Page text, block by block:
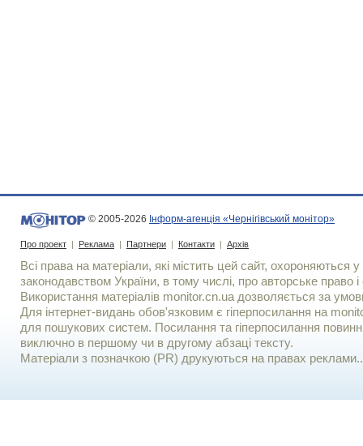
© 2005-2026 Інформ-агенція «Чернігівський монітор»
Про проект | Реклама | Партнери | Контакти | Архів
Всі права на матеріали, які містить цей сайт, охороняються у
законодавством України, в тому числі, про авторське право і
Використання матерiалiв monitor.cn.ua дозволяється за
Для iнтернет-видань обов'язковим є гiперпосилання на
для пошукових систем. Посилання та гіперпосилання
виключно в першому чи в другому абзаці тексту.
Матеріали з позначкою (PR) друкуються на правах реклами..